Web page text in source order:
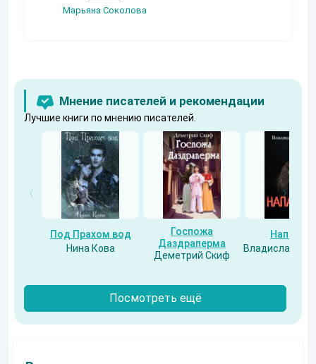
Марьяна Соколова
Мнение писателей и рекомендации
Лучшие книги по мнению писателей.
Под Прахом вод
Нина Кова
Госпожа
Даздраперма
Деметрий Скиф
Напарник
Владислав
Посмотреть ещё